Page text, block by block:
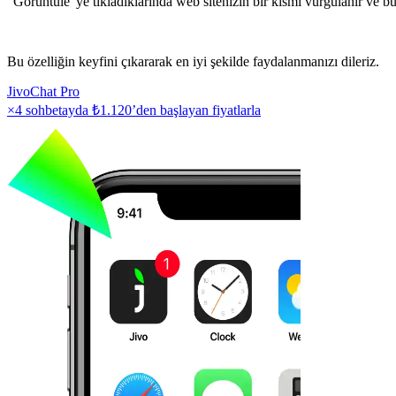
Bu özelliğin keyfini çıkararak en iyi şekilde faydalanmanızı dileriz.
JivoChat Pro
×4 sohbetayda ₺1.120’den başlayan fiyatlarla